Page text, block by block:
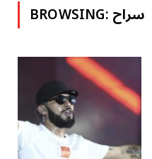
BROWSING:سراح